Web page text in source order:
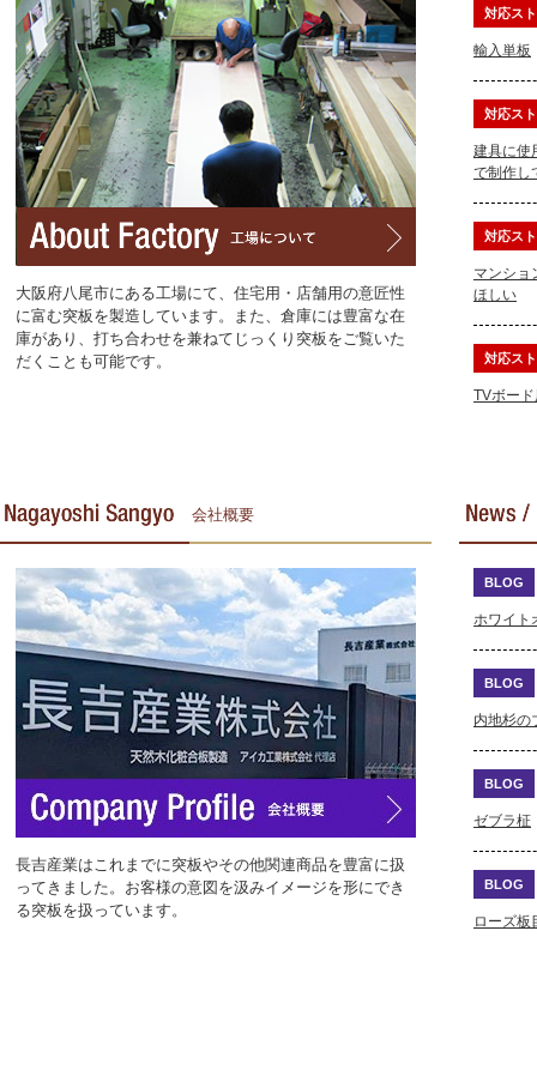
大阪府八尾市にある工場にて、住宅用・店舗用の意匠性
に富む突板を製造しています。また、倉庫には豊富な在
庫があり、打ち合わせを兼ねてじっくり突板をご覧いた
だくことも可能です。
対応ス
輸入単板
対応ス
建具に使
で制作し
対応ス
マンショ
ほしい
対応ス
TVボー
会社概要
長吉産業はこれまでに突板やその他関連商品を豊富に扱
ってきました。お客様の意図を汲みイメージを形にでき
る突板を扱っています。
BLOG
ホワイト
BLOG
内地杉の
BLOG
ゼブラ柾
BLOG
ローズ板